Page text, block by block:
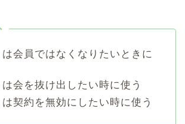
は会員ではなくなりたいときに
は会を抜け出したい時に使う
は契約を無効にしたい時に使う